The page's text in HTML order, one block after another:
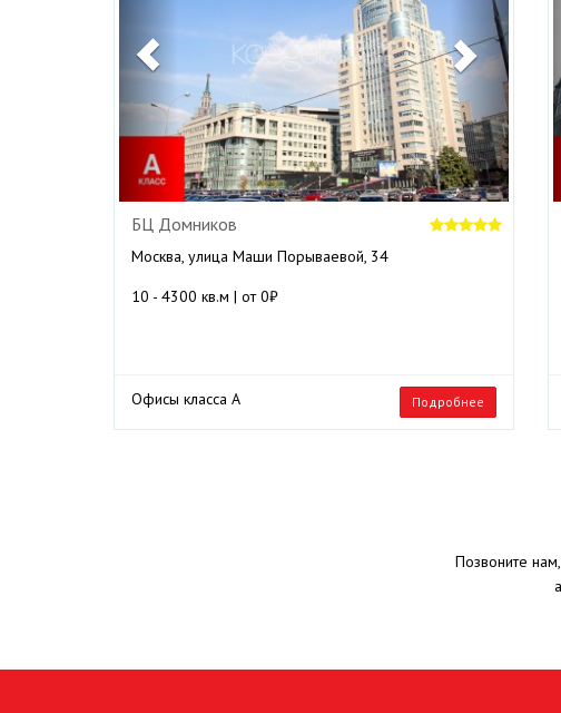
БЦ Домников
Москва, улица Маши Порываевой, 34
10 - 4300 кв.м | от 0₽
Офисы класса А Подробнее
Позвоните